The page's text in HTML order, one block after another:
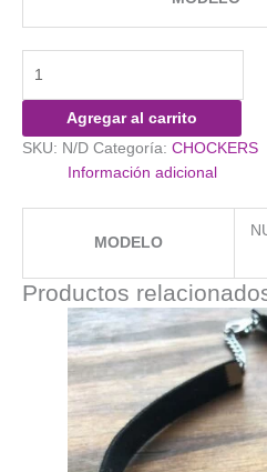
cantidad
Agregar al carrito
SKU: N/D Categoría: CHOCKERS
Información adicional
MODELO
Productos